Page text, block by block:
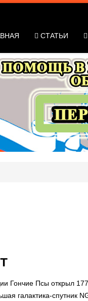
СТАТЬИ
Гончие Псы открыл
галактика-спутник